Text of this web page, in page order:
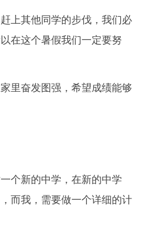
上其他同学的步伐，我们必
在这个暑假我们一定要努
里奋发图强，希望成绩能够
个新的中学，在新的中学
而我，需要做一个详细的计